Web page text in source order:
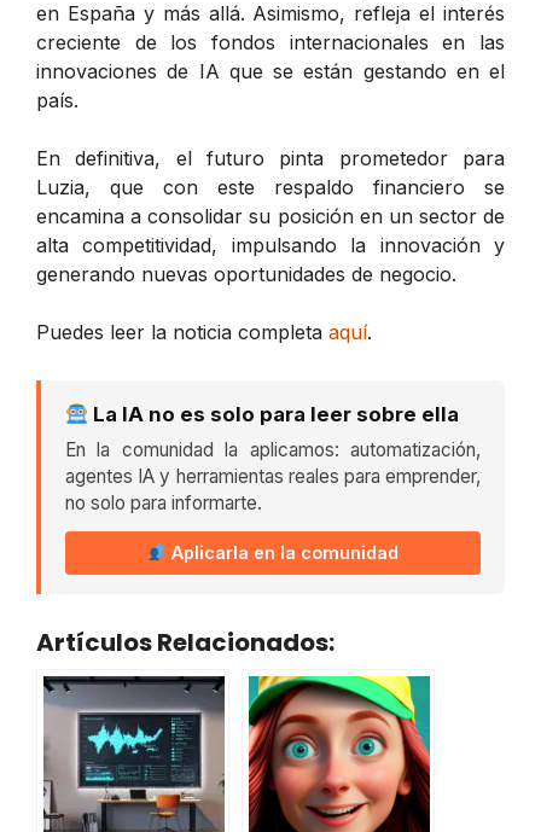
en España y más allá. Asimismo, refleja el interés
creciente de los fondos internacionales en las
innovaciones de IA que se están gestando en el
país.
En definitiva, el futuro pinta prometedor para
Luzia, que con este respaldo financiero se
encamina a consolidar su posición en un sector de
alta competitividad, impulsando la innovación y
generando nuevas oportunidades de negocio.
Puedes leer la noticia completa aquí.
La IA no es solo para leer sobre ella
En la comunidad la aplicamos: automatización,
agentes IA y herramientas reales para emprender,
no solo para informarte.
Aplicarla en la comunidad
Artículos Relacionados: